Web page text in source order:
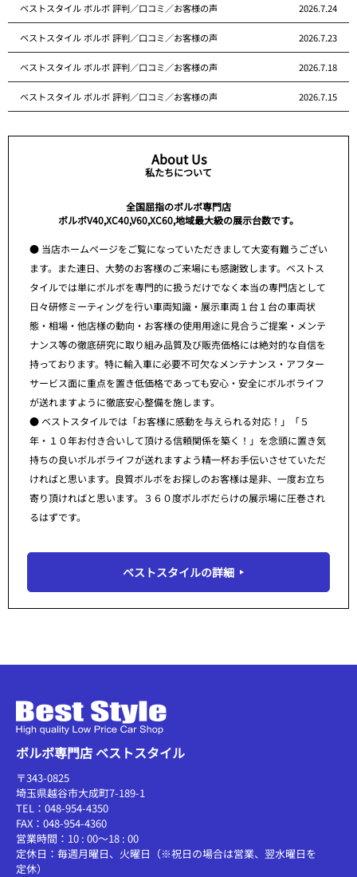
ベストスタイル ボルボ 評判／口コミ／お客様の声 2026.7.24
ベストスタイル ボルボ 評判／口コミ／お客様の声 2026.7.23
ベストスタイル ボルボ 評判／口コミ／お客様の声 2026.7.18
ベストスタイル ボルボ 評判／口コミ／お客様の声 2026.7.15
About Us
私たちについて
全国屈指のボルボ専門店
ボルボV40,XC40,V60,XC60,地域最大級の展示台数です。
● 当店ホームページをご覧になっていただきまして大変有難うござい
ます。また連日、大勢のお客様のご来場にも感謝致します。ベストス
タイルでは単にボルボを専門的に扱うだけでなく本当の専門店として
日々研修ミーティングを行い車両知識・展示車両１台１台の車両状
態・相場・他店様の動向・お客様の使用用途に見合うご提案・メンテ
ナンス等の徹底研究に取り組み品質及び販売価格には絶対的な自信を
持っております。特に輸入車に必要不可欠なメンテナンス・アフター
サービス面に重点を置き低価格であっても安心・安全にボルボライフ
が送れますように徹底安心整備を施します。
● ベストスタイルでは「お客様に感動を与えられる対応！」「５
年・１０年お付き合いして頂ける信頼関係を築く！」を念頭に置き気
持ちの良いボルボライフが送れますよう精一杯お手伝いさせていただ
ければと思います。良質ボルボをお探しのお客様は是非、一度お立ち
寄り頂ければと思います。３６０度ボルボだらけの展示場に圧巻され
るはずです。
ベストスタイルの詳細
ボルボ専門店 ベストスタイル
〒343-0825
埼玉県越谷市大成町7-189-1
TEL：048-954-4350
FAX：048-954-4360
営業時間：10 : 00～18 : 00
定休日：毎週月曜日、火曜日（※祝日の場合は営業、翌水曜日を
定休）